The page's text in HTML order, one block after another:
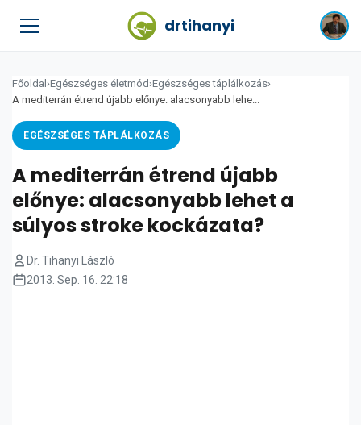
drtihanyi
Főoldal ›Egészséges életmód ›Egészséges táplálkozás›
A mediterrán étrend újabb előnye: alacsonyabb lehe...
EGÉSZSÉGES TÁPLÁLKOZÁS
A mediterrán étrend újabb
előnye: alacsonyabb lehet a
súlyos stroke kockázata?
Dr. Tihanyi László
2013. Sep. 16. 22:18